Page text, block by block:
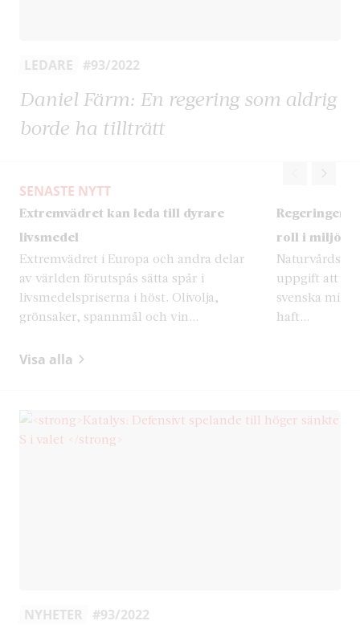
LEDARE #93/2022
Daniel Färm: En regering som aldrig
borde ha tillträtt
SENASTE NYTT
Extremvädret kan leda till dyrare
livsmedel
Extremvädret i Europa och andra delar
av världen förutspås sätta spår i
livsmedelspriserna i höst. Olivolja,
grönsaker, spannmål och vin...
Regeringen
roll i
uppgift att ha
svenska
haft...
Visa alla
NYHETER #93/2022